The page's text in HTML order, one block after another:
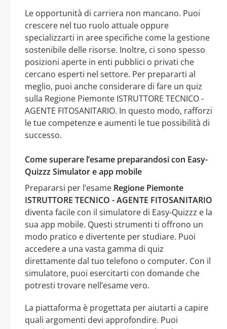
Le opportunità di carriera non mancano. Puoi
crescere nel tuo ruolo attuale oppure
specializzarti in aree specifiche come la gestione
sostenibile delle risorse. Inoltre, ci sono spesso
posizioni aperte in enti pubblici o privati che
cercano esperti nel settore. Per prepararti al
meglio, puoi anche considerare di fare un quiz
sulla Regione Piemonte ISTRUTTORE TECNICO -
AGENTE FITOSANITARIO. In questo modo, rafforzi
le tue competenze e aumenti le tue possibilità di
successo.
Come superare l’esame preparandosi con Easy-
Quizzz Simulator e app mobile
Prepararsi per l’esame Regione Piemonte
ISTRUTTORE TECNICO - AGENTE FITOSANITARIO
diventa facile con il simulatore di Easy-Quizzz e la
sua app mobile. Questi strumenti ti offrono un
modo pratico e divertente per studiare. Puoi
accedere a una vasta gamma di quiz
direttamente dal tuo telefono o computer. Con il
simulatore, puoi esercitarti con domande che
potresti trovare nell’esame vero.
La piattaforma è progettata per aiutarti a capire
quali argomenti devi approfondire. Puoi